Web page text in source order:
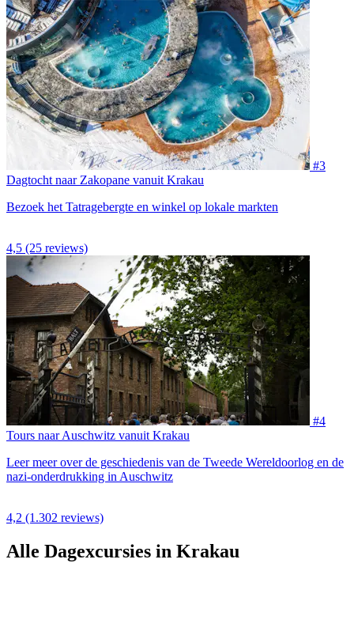
#3
Dagtocht naar Zakopane vanuit Krakau
Bezoek het Tatragebergte en winkel op lokale markten
4,5 (25 reviews)
#4
Tours naar Auschwitz vanuit Krakau
Leer meer over de geschiedenis van de Tweede Wereldoorlog en de
nazi-onderdrukking in Auschwitz
4,2 (1.302 reviews)
Alle Dagexcursies in Krakau